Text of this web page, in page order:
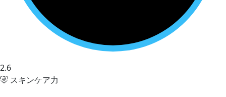
2.6
スキンケア力